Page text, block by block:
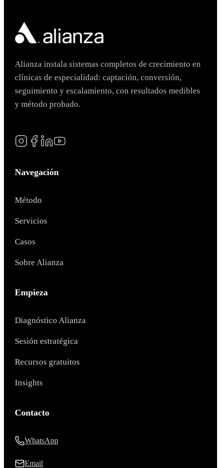
Alianza instala sistemas completos de crecimiento en
clínicas de especialidad: captación, conversión,
seguimiento y escalamiento, con resultados medibles
y método probado.
Navegación
Método
Servicios
Casos
Sobre Alianza
Empieza
Diagnóstico Alianza
Sesión estratégica
Recursos gratuitos
Insights
Contacto
WhatsApp
Email